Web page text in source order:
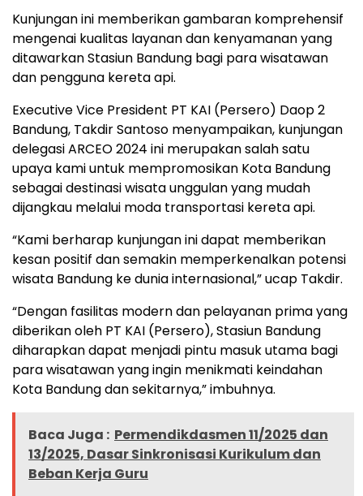
Kunjungan ini memberikan gambaran komprehensif
mengenai kualitas layanan dan kenyamanan yang
ditawarkan Stasiun Bandung bagi para wisatawan
dan pengguna kereta api.
Executive Vice President PT KAI (Persero) Daop 2
Bandung, Takdir Santoso menyampaikan, kunjungan
delegasi ARCEO 2024 ini merupakan salah satu
upaya kami untuk mempromosikan Kota Bandung
sebagai destinasi wisata unggulan yang mudah
dijangkau melalui moda transportasi kereta api.
“Kami berharap kunjungan ini dapat memberikan
kesan positif dan semakin memperkenalkan potensi
wisata Bandung ke dunia internasional,” ucap Takdir.
“Dengan fasilitas modern dan pelayanan prima yang
diberikan oleh PT KAI (Persero), Stasiun Bandung
diharapkan dapat menjadi pintu masuk utama bagi
para wisatawan yang ingin menikmati keindahan
Kota Bandung dan sekitarnya,” imbuhnya.
Baca Juga : Permendikdasmen 11/2025 dan
13/2025, Dasar Sinkronisasi Kurikulum dan
Beban Kerja Guru